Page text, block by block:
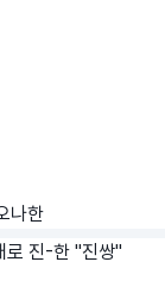
나한
로 진-한 "진쌍"